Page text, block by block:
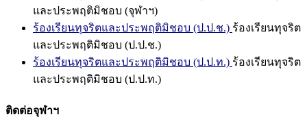
และประพฤติมิชอบ (จุฬาฯ)
ร้องเรียนทุจริตและประพฤติมิชอบ (ป.ป.ช.) ร้องเรียนทุจริต
และประพฤติมิชอบ (ป.ป.ช.)
ร้องเรียนทุจริตและประพฤติมิชอบ (ป.ป.ท.) ร้องเรียนทุจริต
และประพฤติมิชอบ (ป.ป.ท.)
ติดต่อจุฬาฯ